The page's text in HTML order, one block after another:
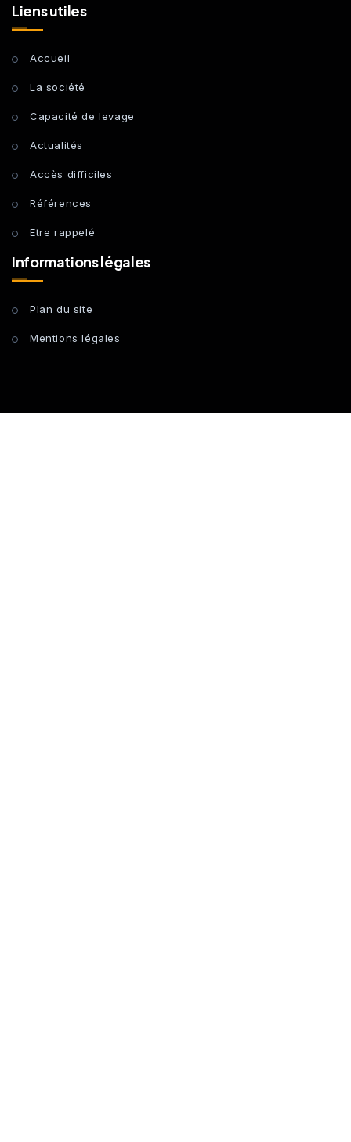
Liens utiles
Accueil
La société
Capacité de levage
Actualités
Accès difficiles
Références
Etre rappelé
Informations légales
Plan du site
Mentions légales